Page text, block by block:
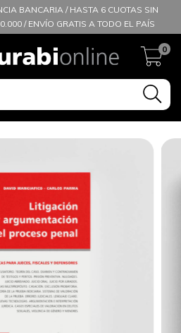
BANCARIA / HASTA 6 CUOTAS SIN
/ ENVÍO GRATIS A TODO EL PAÍS
0